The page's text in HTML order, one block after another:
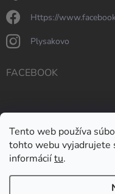
Tento web používa
tohto webu vyjadrujete
informáciítu.
https://
plysakovo
FACEBOOK